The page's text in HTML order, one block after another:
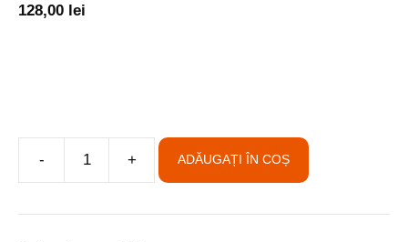
128,00 lei
-
din
+ ADĂUGAȚI ÎN COȘ
e